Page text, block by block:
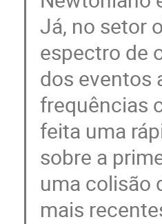
Já, no setor
espectro de
dos eventos
frequências
feita uma
sobre a
uma colisão
mais